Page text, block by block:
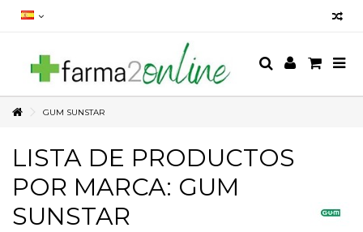
GUM SUNSTAR
LISTA DE PRODUCTOS
POR MARCA: GUM
SUNSTAR